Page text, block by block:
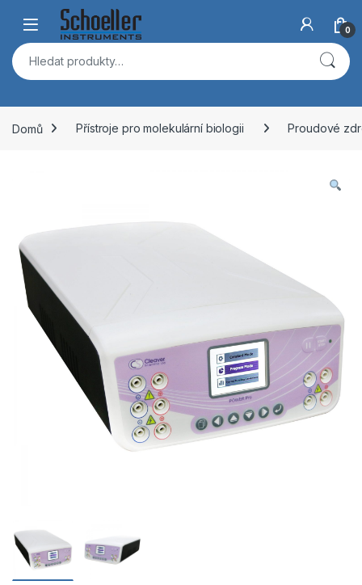
Skip to navigation
Skip to content
Open 0
Hledat:
Domů Přístroje pro molekulární biologii Proudové